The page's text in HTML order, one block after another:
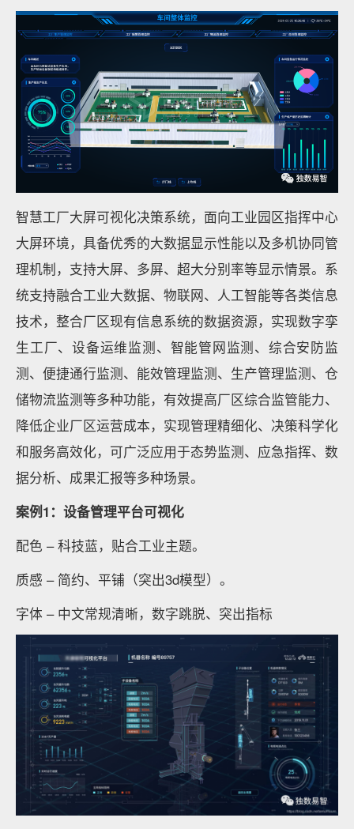
智慧工厂大屏可视化决策系统，面向工业园区指挥中心
大屏环境，具备优秀的大数据显示性能以及多机协同管
理机制，支持大屏、多屏、超大分别率等显示情景。系
统支持融合工业大数据、物联网、人工智能等各类信息
技术，整合厂区现有信息系统的数据资源，实现数字孪
生工厂、设备运维监测、智能管网监测、综合安防监
测、便捷通行监测、能效管理监测、生产管理监测、仓
储物流监测等多种功能，有效提高厂区综合监管能力、
降低企业厂区运营成本，实现管理精细化、决策科学化
和服务高效化，可广泛应用于态势监测、应急指挥、数
据分析、成果汇报等多种场景。
案例1：设备管理平台可视化
配⾊ – 科技蓝，贴合⼯业主题。
质感 – 简约、平铺（突出3d模型）。
字体 – 中⽂常规清晰，数字跳脱、突出指标